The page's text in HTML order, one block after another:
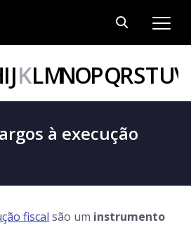
IJKLMNOPQRSTUV
à execução
fiscal são um instrumento